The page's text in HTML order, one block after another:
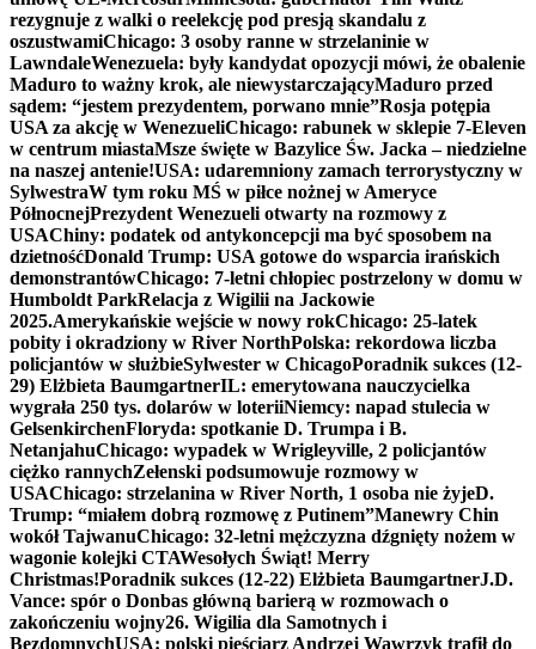
rezygnuje z walki o reelekcję pod presją skandalu z
oszustwamiChicago: 3 osoby ranne w strzelaninie w
LawndaleWenezuela: były kandydat opozycji mówi, że obalenie
Maduro to ważny krok, ale niewystarczającyMaduro przed
sądem: “jestem prezydentem, porwano mnie”Rosja potępia
USA za akcję w WenezueliChicago: rabunek w sklepie 7-Eleven
w centrum miastaMsze święte w Bazylice Św. Jacka – niedzielne
na naszej antenie!USA: udaremniony zamach terrorystyczny w
SylwestraW tym roku MŚ w piłce nożnej w Ameryce
PółnocnejPrezydent Wenezueli otwarty na rozmowy z
USAChiny: podatek od antykoncepcji ma być sposobem na
dzietnośćDonald Trump: USA gotowe do wsparcia irańskich
demonstrantówChicago: 7-letni chłopiec postrzelony w domu w
Humboldt ParkRelacja z Wigilii na Jackowie
2025.Amerykańskie wejście w nowy rokChicago: 25-latek
pobity i okradziony w River NorthPolska: rekordowa liczba
policjantów w służbieSylwester w ChicagoPoradnik sukces (12-
29) Elżbieta BaumgartnerIL: emerytowana nauczycielka
wygrała 250 tys. dolarów w loteriiNiemcy: napad stulecia w
GelsenkirchenFloryda: spotkanie D. Trumpa i B.
NetanjahuChicago: wypadek w Wrigleyville, 2 policjantów
ciężko rannychZełenski podsumowuje rozmowy w
USAChicago: strzelanina w River North, 1 osoba nie żyjeD.
Trump: “miałem dobrą rozmowę z Putinem”Manewry Chin
wokół TajwanuChicago: 32-letni mężczyzna dźgnięty nożem w
wagonie kolejki CTAWesołych Świąt! Merry
Christmas!Poradnik sukces (12-22) Elżbieta BaumgartnerJ.D.
Vance: spór o Donbas główną barierą w rozmowach o
zakończeniu wojny26. Wigilia dla Samotnych i
BezdomnychUSA: polski pięściarz Andrzej Wawrzyk trafił do